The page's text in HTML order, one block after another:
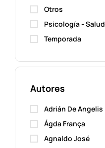
Otros
Psicología - Salud
Temporada
Autores
Adrián De Angelis
Ágda França
Agnaldo José